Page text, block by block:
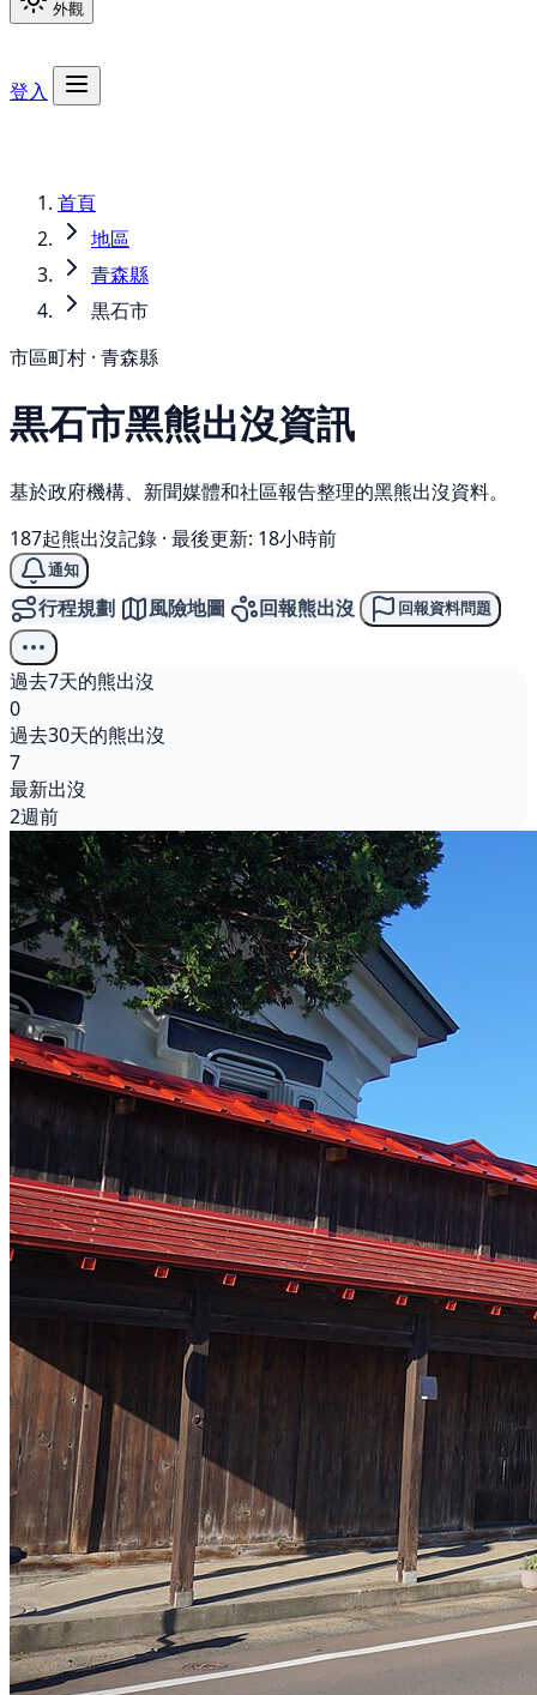
外觀
登入
首頁
地區
青森縣
黒石市
市區町村 · 青森縣
黒石市黑熊出沒資訊
基於政府機構、新聞媒體和社區報告整理的黑熊出沒資料。
187起熊出沒記錄 · 最後更新: 18小時前
通知
行程規劃 風險地圖 回報熊出沒 回報資料問題
過去7天的熊出沒
0
過去30天的熊出沒
7
最新出沒
2週前